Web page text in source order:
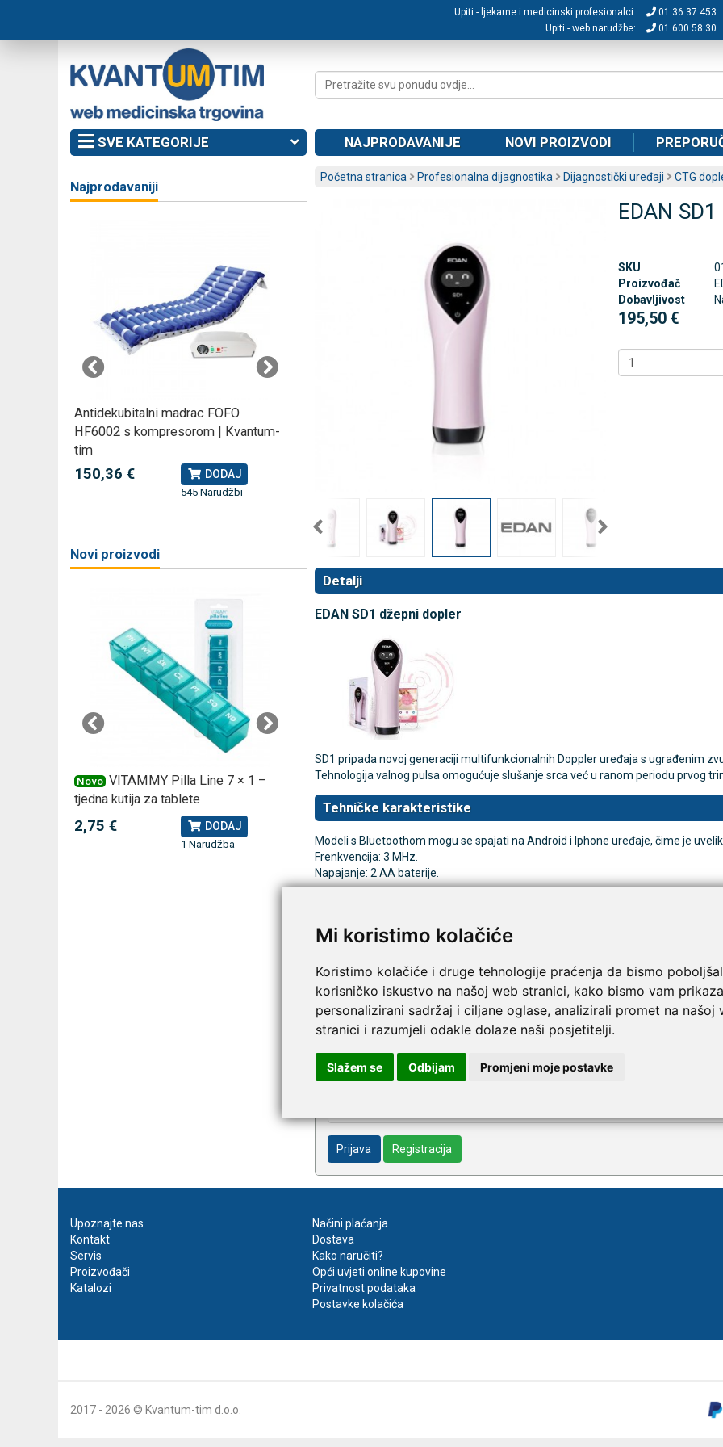
Mi koristimo kolačiće
Koristimo kolačiće i druge tehnologije praćenja da bismo
korisničko iskustvo na našoj web stranici, kako bismo vam
personalizirani sadržaj i ciljane oglase, analizirali promet na našoj
stranici i razumjeli odakle dolaze naši posjetitelji.
Slažem se Odbijam Promjeni moje postavke
Upiti - ljekarne i medicinski profesionalci:
01 36 37 453
Upiti - web narudžbe:
01 600 58 30
SVE KATEGORIJE NAJPRODAVANIJE NOVI PROIZVODI
Početna stranica Profesionalna dijagnostika Dijagnostički uređaji CTG
EDAN
SKU
Proizvođač
Dobavljivost
195,50 €
Detalji
EDAN SD1 džepni dopler
SD1 pripada novoj generaciji multifunkcionalnih Doppler uređaja s ugrađenim
Tehnologija valnog pulsa omogućuje slušanje srca već u ranom periodu prvog
Tehničke karakteristike
Modeli s Bluetoothom mogu se spajati na Android i Iphone uređaje, čime je
Frenkvencija: 3 MHz.
Napajanje: 2 AA baterije.
EDAN SD1 džepni dopler
Prijava Registracija
Najprodavaniji
Antidekubitalni madrac FOFO
HF6002 s kompresorom | Kvantum-
tim
150,36 € DODAJ
545 Narudžbi
Rossmax NB500 profesionalni
kompresorski inhalator
Novi proizvodi
Novo VITAMMY Pilla Line 7 × 1 –
tjedna kutija za tablete
2,75 € DODAJ
1 Narudžba
Novo VITAMMY Pilla 7 × 4 – tjedna
kutija za tablete
10,74 € DODAJ
1 Narudžba
Novo
LEPU Armfit+ BP2
za nadlakticu s EKG-om
107,50 € DODAJ
Upoznajte nas
Kontakt
Servis
Proizvođači
Katalozi
Načini plaćanja
Dostava
Kako naručiti?
Opći uvjeti online kupovine
Privatnost podataka
Postavke kolačića
2017 - 2026 © Kvantum-tim d.o.o.